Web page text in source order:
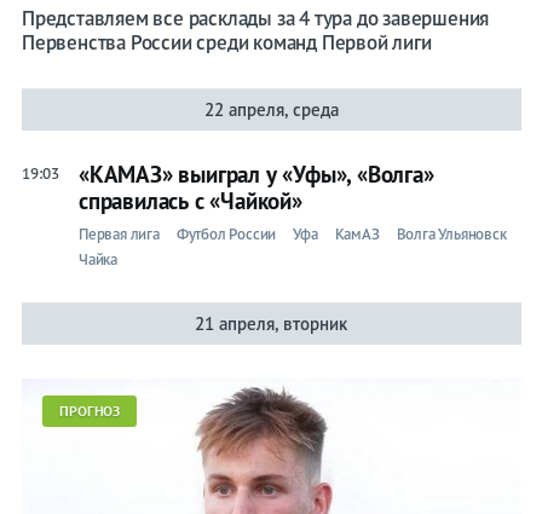
Представляем все расклады за 4 тура до завершения
Первенства России среди команд Первой лиги
22 апреля, среда
19:03
«КАМАЗ» выиграл у «Уфы», «Волга»
справилась с «Чайкой»
Первая лига Футбол России Уфа КамАЗ
Волга Ульяновск
Чайка
21 апреля, вторник
ПРОГНОЗ